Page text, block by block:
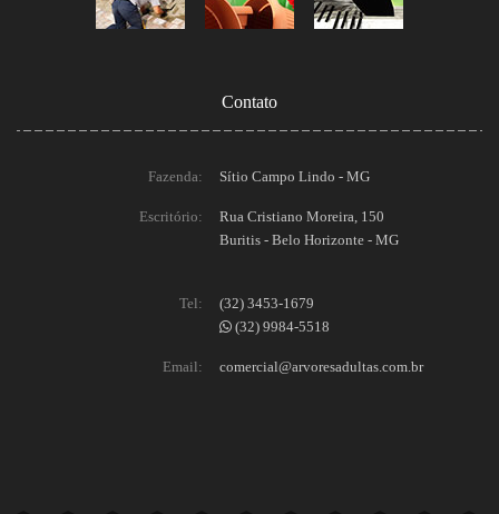
Contato
Fazenda: Sítio Campo Lindo - MG
Escritório:
Rua Cristiano Moreira, 150
Buritis - Belo Horizonte - MG
Tel:
(32) 3453-1679
(32) 9984-5518
Email: comercial@arvoresadultas.com.br